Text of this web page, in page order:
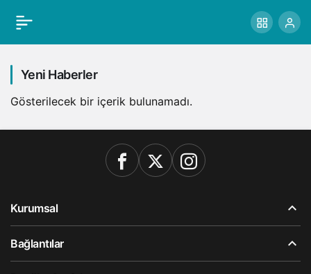
Yeni Haberler
Gösterilecek bir içerik bulunamadı.
Kurumsal
Bağlantılar